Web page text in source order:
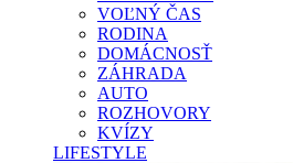
VOĽNÝ ČAS
RODINA
DOMÁCNOSŤ
ZÁHRADA
AUTO
ROZHOVORY
KVÍZY
LIFESTYLE